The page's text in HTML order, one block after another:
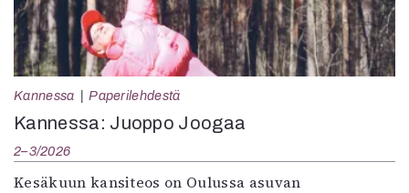
Kannessa Paperilehdestä
Kannessa: Juoppo Joogaa
2–3/2026
Kesäkuun kansiteos on Oulussa asuvan